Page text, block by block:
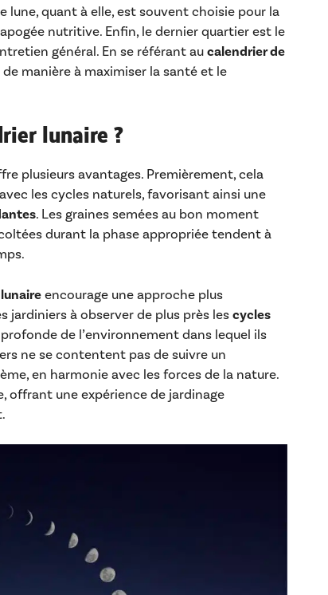
lune, quant à elle, est souvent choisie pour la
nutritive. Enfin, le dernier quartier est le
général. En se référant aucalendrier de
manière à maximiser la santé et le
lunaire ?
plusieurs avantages. Premièrement, cela
les cycles naturels, favorisant ainsi une
. Les graines semées au bon moment
durant la phase appropriée tendent à
encourage une approche plus
à observer de plus près les cycles
de l’environnement dans lequel ils
ne se contentent pas de suivre un
en harmonie avec les forces de la nature.
offrant une expérience de jardinage